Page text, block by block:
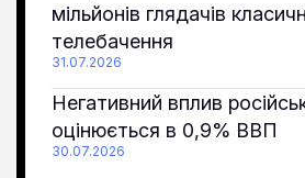
мільйонів глядачів
телебачення
31.07.2026
Негативний вплив
оцінюється в 0,9% ВВП
30.07.2026